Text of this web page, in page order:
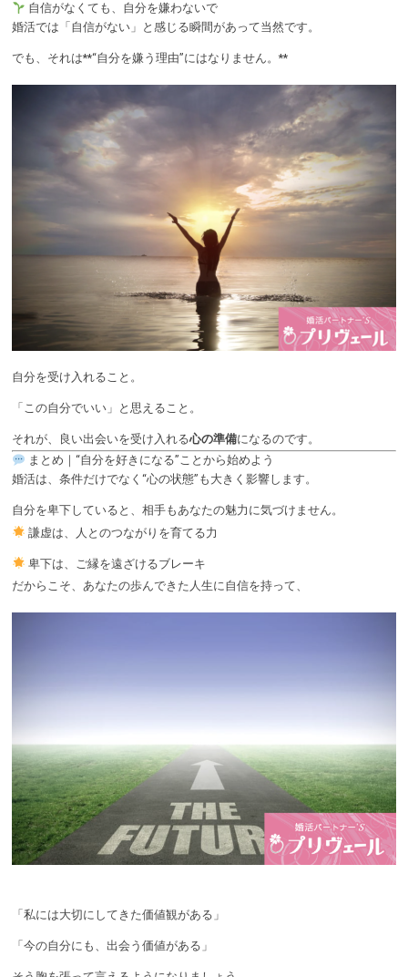
自信がなくても、自分を嫌わないで
婚活では「自信がない」と感じる瞬間があって当然です。
でも、それは**“自分を嫌う理由”にはなりません。**
自分を受け入れること。
「この自分でいい」と思えること。
それが、良い出会いを受け入れる心の準備になるのです。
まとめ｜“自分を好きになる”ことから始めよう
婚活は、条件だけでなく“心の状態”も大きく影響します。
自分を卑下していると、相手もあなたの魅力に気づけません。
謙虚は、人とのつながりを育てる力
卑下は、ご縁を遠ざけるブレーキ
だからこそ、あなたの歩んできた人生に自信を持って、
「私には大切にしてきた価値観がある」
「今の自分にも、出会う価値がある」